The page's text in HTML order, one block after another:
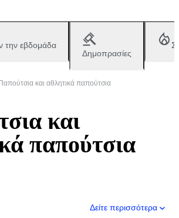
την εβδομάδα
Δημοπρασίες
Παπούτσια και αθλητικά παπούτσια
και
παπούτσια
Δείτε περισσότερα